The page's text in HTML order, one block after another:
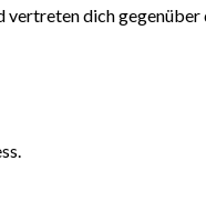
dich gegenüber